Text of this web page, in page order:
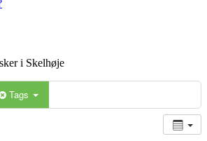
i Skelhøje
Tags